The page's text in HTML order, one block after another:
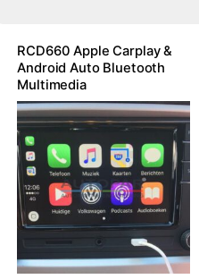
RCD660 Apple Carplay &
Android Auto Bluetooth
Multimedia